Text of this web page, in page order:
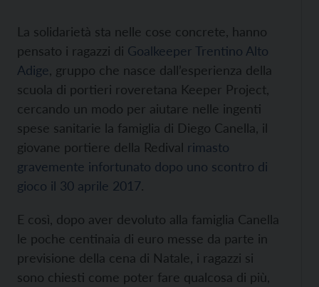
La solidarietà sta nelle cose concrete, hanno
pensato i ragazzi di Goalkeeper Trentino Alto
Adige , gruppo che nasce dall’esperienza della
scuola di portieri roveretana Keeper Project,
cercando un modo per aiutare nelle ingenti
spese sanitarie la famiglia di Diego Canella, il
giovane portiere della Redival rimasto
gravemente infortunato dopo uno scontro di
gioco il 30 aprile 2017.
E così, dopo aver devoluto alla famiglia Canella
le poche centinaia di euro messe da parte in
previsione della cena di Natale, i ragazzi si
sono chiesti come poter fare qualcosa di più,